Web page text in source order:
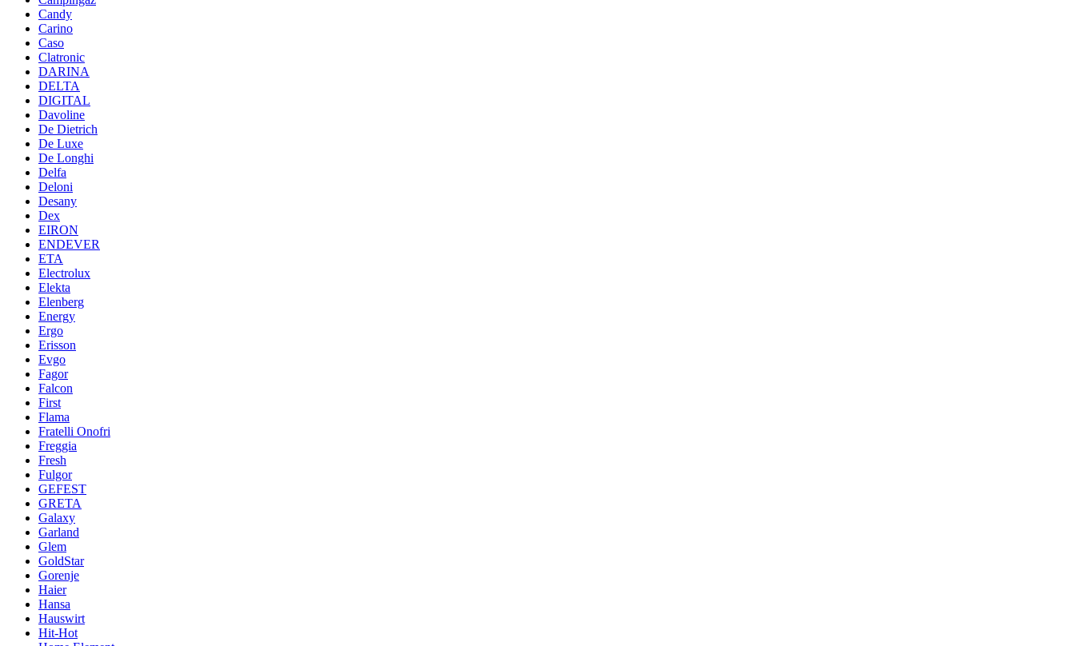
Candy
Carino
Caso
Clatronic
DARINA
DELTA
DIGITAL
Davoline
De Dietrich
De Luxe
De Longhi
Delfa
Deloni
Desany
Dex
EIRON
ENDEVER
ETA
Electrolux
Elekta
Elenberg
Energy
Ergo
Erisson
Evgo
Fagor
Falcon
First
Flama
Fratelli Onofri
Freggia
Fresh
Fulgor
GEFEST
GRETA
Galaxy
Garland
Glem
GoldStar
Gorenje
Haier
Hansa
Hauswirt
Hit-Hot